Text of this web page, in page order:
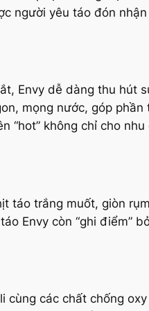
người yêu táo đón nhận
Envy dễ dàng thu hút
mọng nước, góp phần
“hot” không chỉ cho nhu
táo trắng muốt, giòn
Envy còn “ghi điểm”
cùng các chất chống